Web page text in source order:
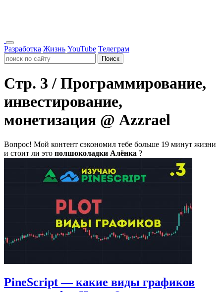
Разработка Жизнь YouTube Телеграм
Поиск
Стр. 3 / Программирование,
инвестирование,
монетизация @ Azzrael
Вопрос! Мой контент сэкономил тебе больше 19 минут жизни
и стоит ли это полшоколадки Алёнка ?
PineScript — какие виды графиков